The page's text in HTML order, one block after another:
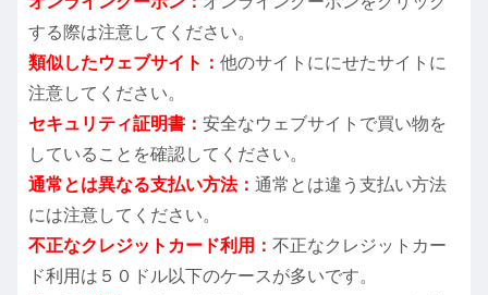
する際は注意してください。
類似したウェブサイト： 他のサイトににせたサイトに
注意してください。
セキュリティ証明書： 安全なウェブサイトで買い物を
していることを確認してください。
通常とは異なる支払い方法： 通常とは違う支払い方法
には注意してください。
不正なクレジットカード利用： 不正なクレジットカー
ド利用は５０ドル以下のケースが多いです。